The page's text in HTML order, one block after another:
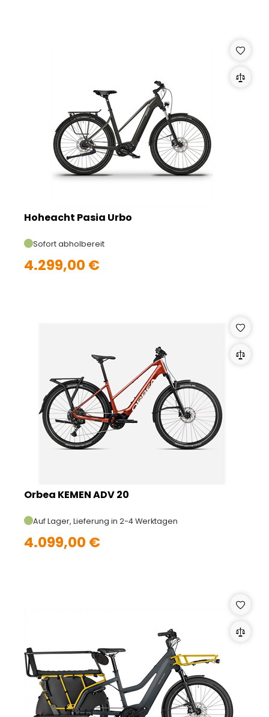
Hoheacht Pasia Urbo
Sofort abholbereit
4.299,00 €
Orbea KEMEN ADV 20
Auf Lager, Lieferung in 2-4 Werktagen
4.099,00 €